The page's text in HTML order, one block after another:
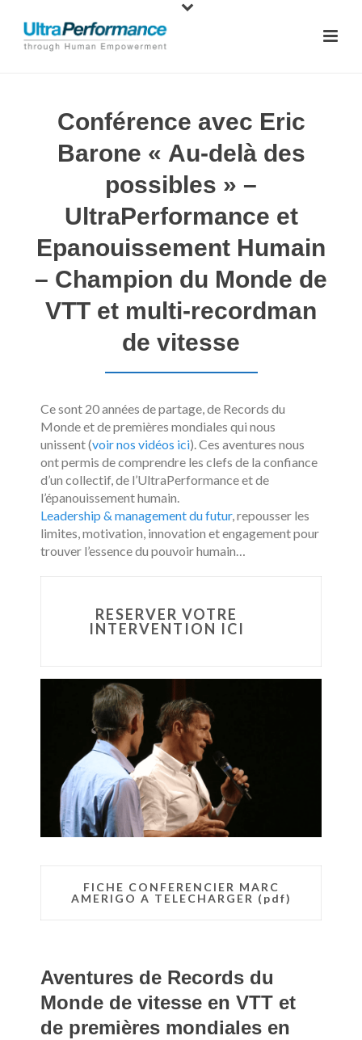
Conférence avec Eric
Barone « Au-delà des
possibles » –
UltraPerformance et
Epanouissement Humain
– Champion du Monde de
VTT et multi-recordman
de vitesse
Ce sont 20 années de partage, de Records du
Monde et de premières mondiales qui nous
unissent (voir nos vidéos ici). Ces aventures nous
ont permis de comprendre les clefs de la confiance
d’un collectif, de l’UltraPerformance et de
l’épanouissement humain.
Leadership & management du futur, repousser les
limites, motivation, innovation et engagement pour
trouver l’essence du pouvoir humain…
RESERVER VOTRE
INTERVENTION ICI
FICHE CONFERENCIER MARC
AMERIGO A TELECHARGER (pdf)
Aventures de Records du
Monde de vitesse en VTT et
de premières mondiales en